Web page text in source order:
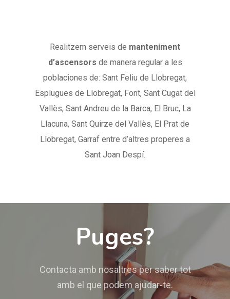
Realitzem serveis de manteniment
d’ascensors de manera regular a les
poblaciones de: Sant Feliu de Llobregat,
Esplugues de Llobregat, Font, Sant Cugat del
Vallès, Sant Andreu de la Barca, El Bruc, La
Llacuna, Sant Quirze del Vallès, El Prat de
Llobregat, Garraf entre d’altres properes a
Sant Joan Despí.
Puges?
Contacta amb nosaltres per saber tot
amb el que podem ajudar-te.